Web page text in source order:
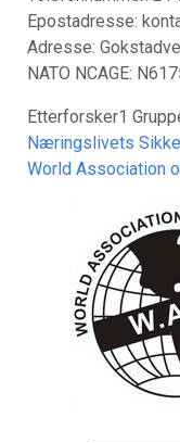
Epostadresse:
Adresse:
NATO NCAGE:
Etterforsker1
Næringslivets
World Association